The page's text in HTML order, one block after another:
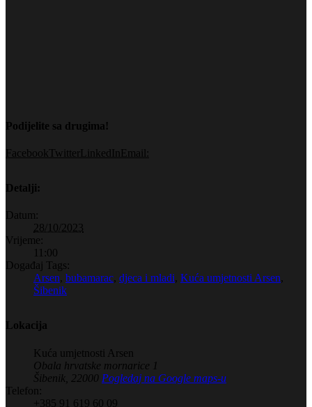
Podijelite sa drugima!
Facebook TwitterLinkedInEmail:
Detalji:
Datum:
28/10/2023
Vrijeme:
11:00
Događaj Tags:
Arsen, bubamarac, djeca i mladi, Kuća umjetnosti Arsen,
Šibenik
Lokacija
Kuća umjetnosti Arsen
Obala hrvatske mornarice 1
Šibenik
22000 Pogledaj na Google maps-u
Telefon:
+385 91 619 60 09